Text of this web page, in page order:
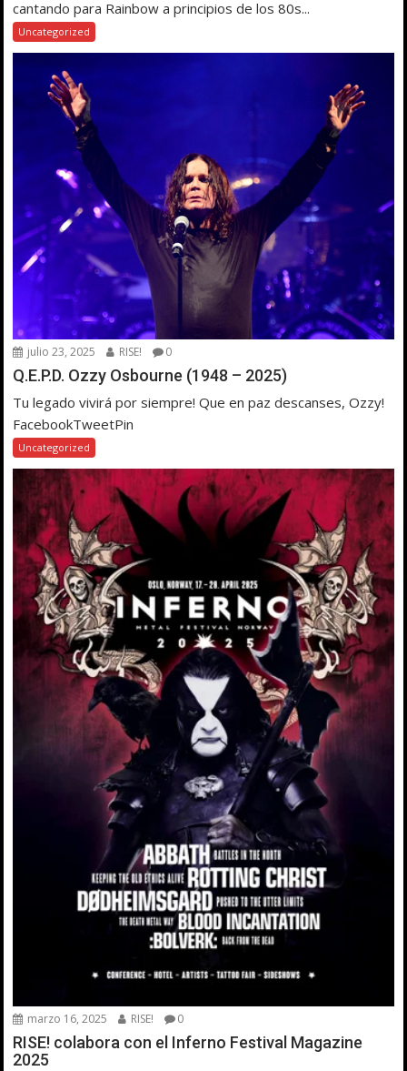
cantando para Rainbow a principios de los 80s...
Uncategorized
julio 23, 2025 RISE! 0
Q.E.P.D. Ozzy Osbourne (1948 – 2025)
Tu legado vivirá por siempre! Que en paz descanses, Ozzy!
FacebookTweetPin
Uncategorized
marzo 16, 2025 RISE! 0
RISE! colabora con el Inferno Festival Magazine
2025